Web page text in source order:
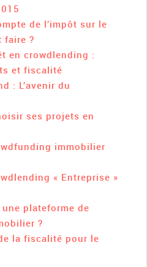
de l’impôt sur le
faire ?
en crowdlending :
et fiscalité
: L’avenir du
ses projets en
immobilier
« Entreprise »
plateforme de
?
la fiscalité pour le